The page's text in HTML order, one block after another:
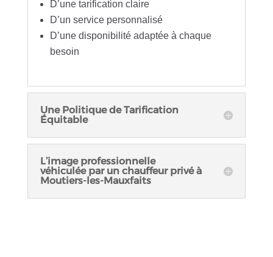
D’une tarification claire
D’un service personnalisé
D’une disponibilité adaptée à chaque
besoin
Une Politique de Tarification
Équitable
L’image professionnelle
véhiculée par un chauffeur privé à
Moutiers-les-Mauxfaits